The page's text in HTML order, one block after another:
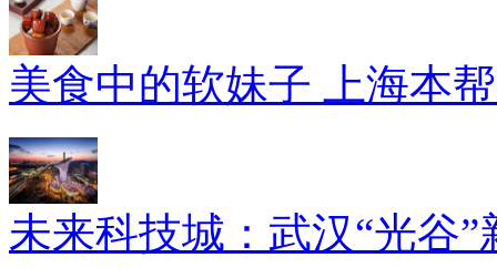
美食中的软妹子 上海本
未来科技城：武汉“光谷”